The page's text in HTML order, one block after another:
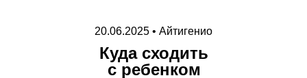
Куда сходить
с ребенком
20.06.2025 • Айтигенио